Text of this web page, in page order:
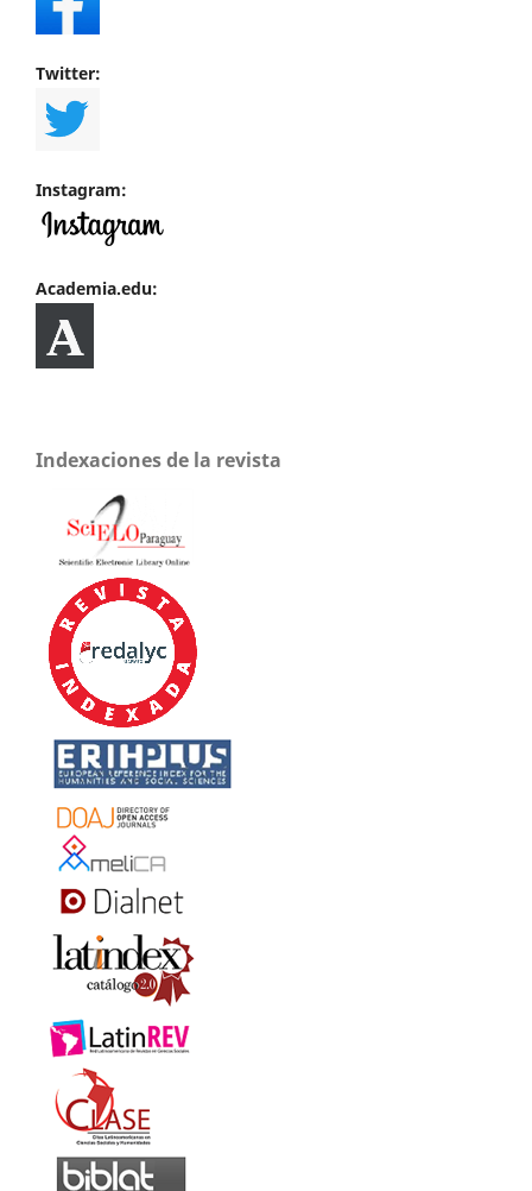
Twitter:
Instagram:
Academia.edu:
Indexaciones de la revista